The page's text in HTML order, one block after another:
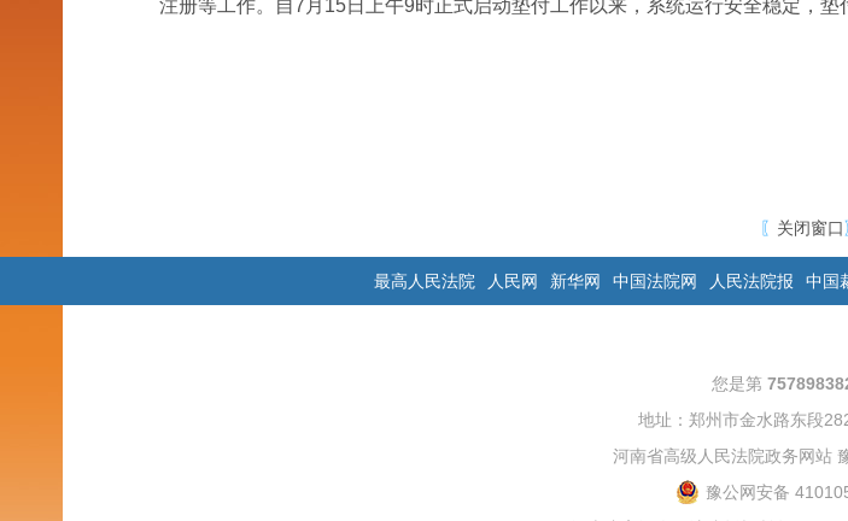
注册等工作。自7月15日上午9时正式启动垫付工作以来，系统运行安全稳定，
〖 关闭窗口
最高人民法院 人民网 新华网 中国法院网 人民法院报 中国
您是第
地址：郑州市金水路东段
河南省高级人民法院政务网站
豫公网安备